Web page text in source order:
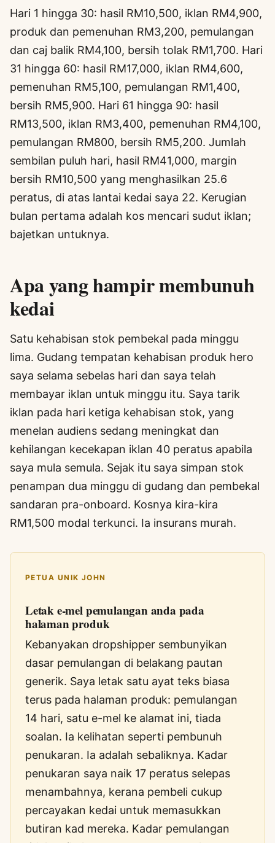
Hari 1 hingga 30: hasil RM10,500, iklan RM4,900,
produk dan pemenuhan RM3,200, pemulangan
dan caj balik RM4,100, bersih tolak RM1,700. Hari
31 hingga 60: hasil RM17,000, iklan RM4,600,
pemenuhan RM5,100, pemulangan RM1,400,
bersih RM5,900. Hari 61 hingga 90: hasil
RM13,500, iklan RM3,400, pemenuhan RM4,100,
pemulangan RM800, bersih RM5,200. Jumlah
sembilan puluh hari, hasil RM41,000, margin
bersih RM10,500 yang menghasilkan 25.6
peratus, di atas lantai kedai saya 22. Kerugian
bulan pertama adalah kos mencari sudut iklan;
bajetkan untuknya.
Apa yang hampir membunuh
kedai
Satu kehabisan stok pembekal pada minggu
lima. Gudang tempatan kehabisan produk hero
saya selama sebelas hari dan saya telah
membayar iklan untuk minggu itu. Saya tarik
iklan pada hari ketiga kehabisan stok, yang
menelan audiens sedang meningkat dan
kehilangan kecekapan iklan 40 peratus apabila
saya mula semula. Sejak itu saya simpan stok
penampan dua minggu di gudang dan pembekal
sandaran pra-onboard. Kosnya kira-kira
RM1,500 modal terkunci. Ia insurans murah.
PETUA UNIK JOHN
Letak e-mel pemulangan anda pada
halaman produk
Kebanyakan dropshipper sembunyikan
dasar pemulangan di belakang pautan
generik. Saya letak satu ayat teks biasa
terus pada halaman produk: pemulangan
14 hari, satu e-mel ke alamat ini, tiada
soalan. Ia kelihatan seperti pembunuh
penukaran. Ia adalah sebaliknya. Kadar
penukaran saya naik 17 peratus selepas
menambahnya, kerana pembeli cukup
percayakan kedai untuk memasukkan
butiran kad mereka. Kadar pemulangan